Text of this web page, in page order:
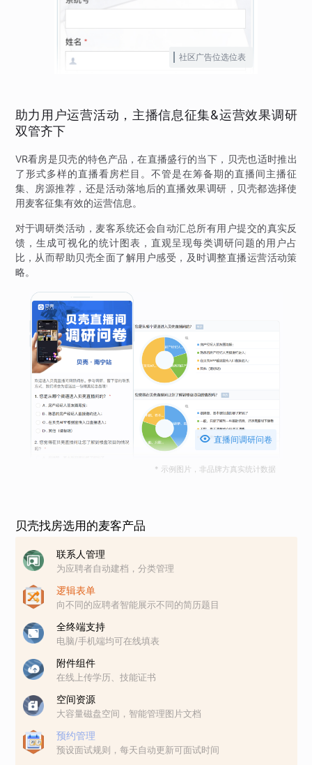
社区广告位选位表
助力用户运营活动，主播信息征集&运营效果调研
双管齐下
VR看房是贝壳的特色产品，在直播盛行的当下，贝壳也适时推出
了形式多样的直播看房栏目。不管是在筹备期的直播间主播征
集、房源推荐，还是活动落地后的直播效果调研，贝壳都选择使
用麦客征集有效的运营信息。
对于调研类活动，麦客系统还会自动汇总所有用户提交的真实反
馈，生成可视化的统计图表，直观呈现每类调研问题的用户占
比，从而帮助贝壳全面了解用户感受，及时调整直播运营活动策
略。
 直播间调研问卷
* 示例图片，非品牌方真实统计数据
贝壳找房选用的麦客产品
联系人管理
为应聘者自动建档，分类管理
逻辑表单
向不同的应聘者智能展示不同的简历题目
全终端支持
电脑/手机端均可在线填表
附件组件
在线上传学历、技能证书
空间资源
大容量磁盘空间，智能管理图片文档
预约管理
预设面试规则，每天自动更新可面试时间